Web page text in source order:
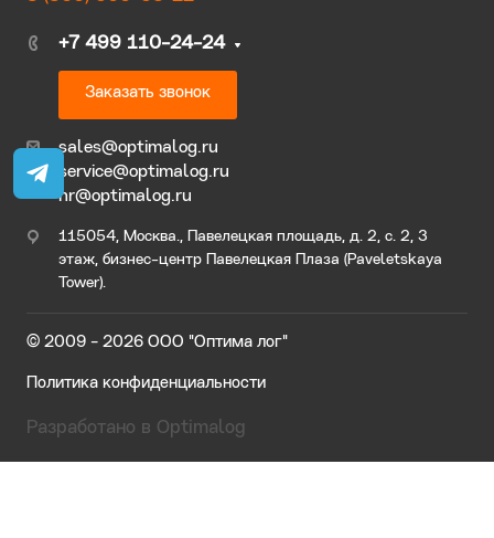
+7 499 110-24-24
Заказать звонок
sales@optimalog.ru
service@optimalog.ru
hr@optimalog.ru
115054, Москва., Павелецкая площадь, д. 2, с. 2, 3
этаж, бизнес-центр Павелецкая Плаза (Paveletskaya
Tower).
© 2009 - 2026 ООО "Оптима лог"
Политика конфиденциальности
Разработано в Optimalog